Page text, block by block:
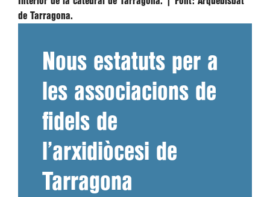
de Tarragona.
Nous estatuts per a
les associacions de
fidels de
l’arxidiòcesi de
Tarragona